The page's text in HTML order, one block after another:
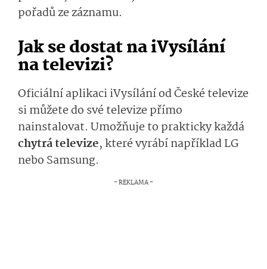
pořadů ze záznamu.
Jak se dostat na iVysílání
na televizi?
Oficiální aplikaci iVysílání od České televize
si můžete do své televize přímo
nainstalovat. Umožňuje to prakticky každá
chytrá televize, které vyrábí například LG
nebo Samsung.